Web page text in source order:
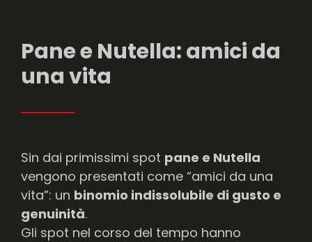
Pane e Nutella: amici da
una vita
Sin dai primissimi spot pane e Nutella
vengono presentati come “amici da una
vita”: un binomio indissolubile di gusto e
genuinità.
Gli spot nel corso del tempo hanno